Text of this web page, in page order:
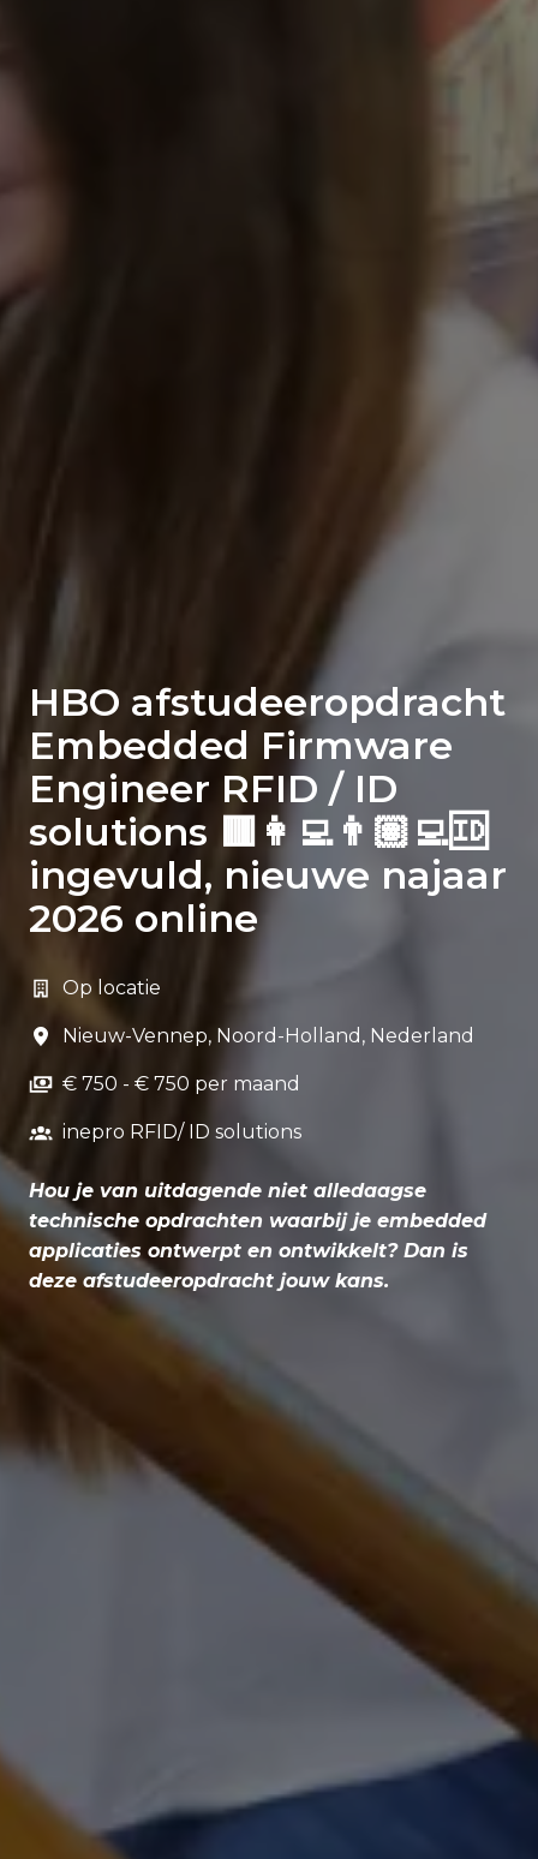
HBO afstudeeropdracht
Embedded Firmware
Engineer RFID / ID
solutions 🟥👩‍💻👨🏽‍💻🆔
ingevuld, nieuwe najaar
2026 online
Op locatie
Nieuw-Vennep, Noord-Holland , Nederland
€ 750 - € 750 per maand
inepro RFID/ ID solutions
Hou je van uitdagende niet alledaagse
technische opdrachten waarbij je embedded
applicaties ontwerpt en ontwikkelt? Dan is
deze afstudeeropdracht jouw kans.